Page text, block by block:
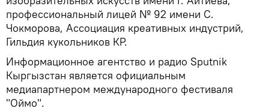
профессиональный лицей № 92 имени С.
Чокморова, Ассоциация креативных индустрий,
Гильдия кукольников КР.
Информационное агентство и радио Sputnik
Кыргызстан является официальным
медиапартнером международного фестиваля
"Оймо".